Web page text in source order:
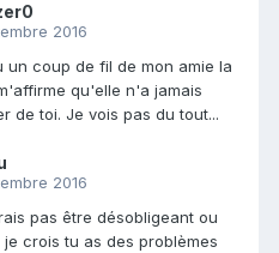
2016
un coup de fil de mon amie la
qu'elle n'a jamais
de toi. Je vois pas du tout...
2016
pas être désobligeant ou
crois tu as des problèmes